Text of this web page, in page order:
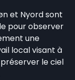
et Nyord sont
pour observer
une
local visant à
le ciel